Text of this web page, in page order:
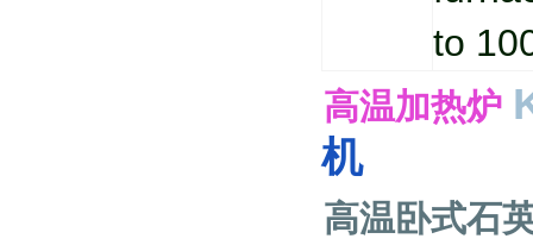
to
高温加热炉
机
高温卧式石